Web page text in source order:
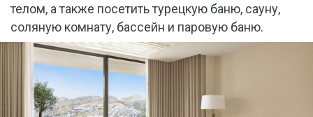
телом, а также посетить турецкую баню, сауну,
соляную комнату, бассейн и паровую баню.